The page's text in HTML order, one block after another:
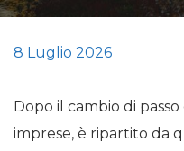
8 Luglio 2026
Dopo il cambio di
imprese, è ripartito da